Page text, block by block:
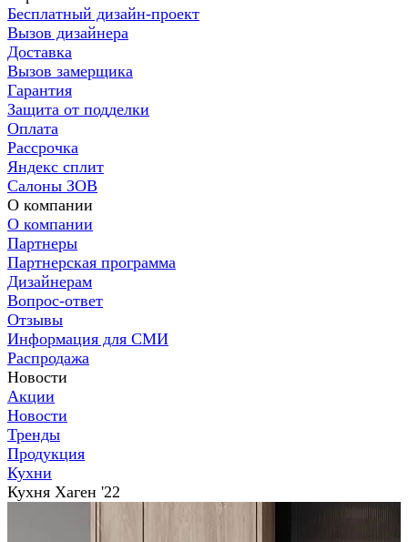
Бесплатный дизайн-проект
Вызов дизайнера
Доставка
Вызов замерщика
Гарантия
Защита от подделки
Оплата
Рассрочка
Яндекс сплит
Салоны ЗОВ
О компании
О компании
Партнеры
Партнерская программа
Дизайнерам
Вопрос-ответ
Отзывы
Информация для СМИ
Распродажа
Новости
Акции
Новости
Тренды
Продукция
Кухни
Кухня Хаген '22